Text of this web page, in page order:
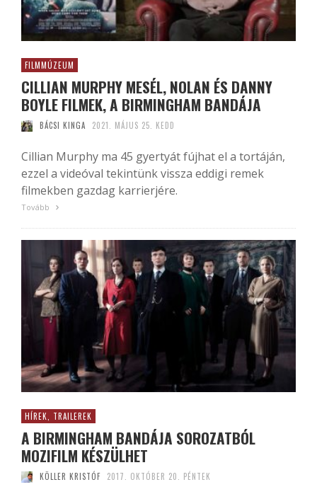
FILMMÚZEUM
CILLIAN MURPHY MESÉL, NOLAN ÉS DANNY
BOYLE FILMEK, A BIRMINGHAM BANDÁJA
BÁCSI KINGA 2021. MÁJUS 25. KEDD
Cillian Murphy ma 45 gyertyát fújhat el a tortáján,
ezzel a videóval tekintünk vissza eddigi remek
filmekben gazdag karrierjére.
Tovább
HÍREK, TRAILEREK
A BIRMINGHAM BANDÁJA SOROZATBÓL
MOZIFILM KÉSZÜLHET
KÖLLER KRISTÓF 2017. OKTÓBER 20. PÉNTEK